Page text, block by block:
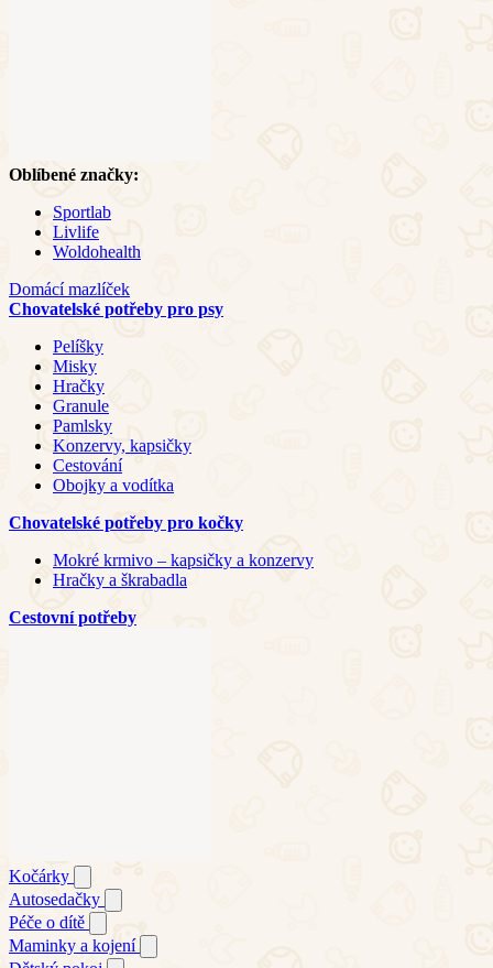
Oblíbené značky:
Sportlab
Livlife
Woldohealth
Domácí mazlíček
Chovatelské potřeby pro psy
Pelíšky
Misky
Hračky
Granule
Pamlsky
Konzervy, kapsičky
Cestování
Obojky a vodítka
Chovatelské potřeby pro kočky
Mokré krmivo – kapsičky a konzervy
Hračky a škrabadla
Cestovní potřeby
Kočárky
Autosedačky
Péče o dítě
Maminky a kojení